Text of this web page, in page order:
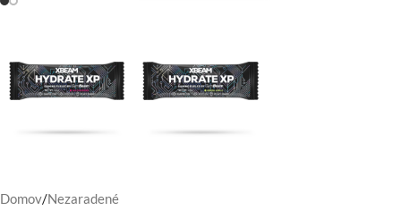
Domov/Nezaradené